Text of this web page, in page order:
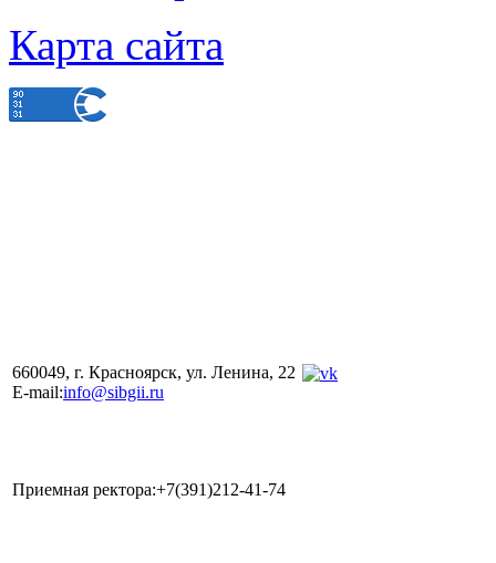
Карта сайта
660049, г. Красноярск, ул. Ленина, 22
E-mail:info@sibgii.ru
Приемная ректора:+7(391)212-41-74